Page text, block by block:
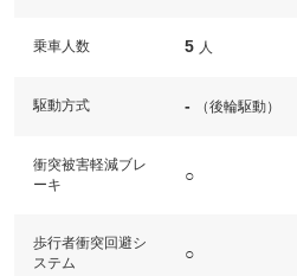
乗車人数 5 人
駆動方式 - （後輪駆動）
衝突被害軽減ブレ
ーキ
○
歩行者衝突回避シ
ステム
○